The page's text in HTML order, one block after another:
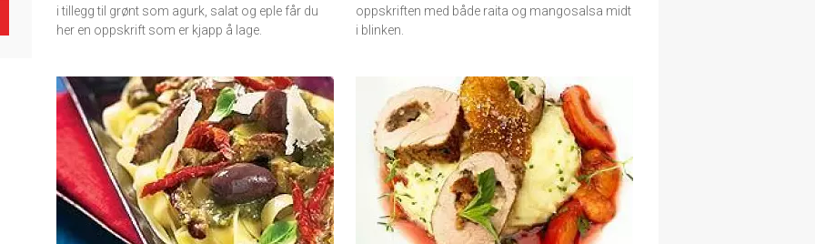
i tillegg til grønt som agurk, salat og eple får du
her en oppskrift som er kjapp å lage.
oppskriften med både raita og mangosalsa midt
i blinken.